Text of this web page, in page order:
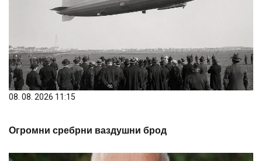
08. 08. 2026 11:15
Огромни сребрни ваздушни брод